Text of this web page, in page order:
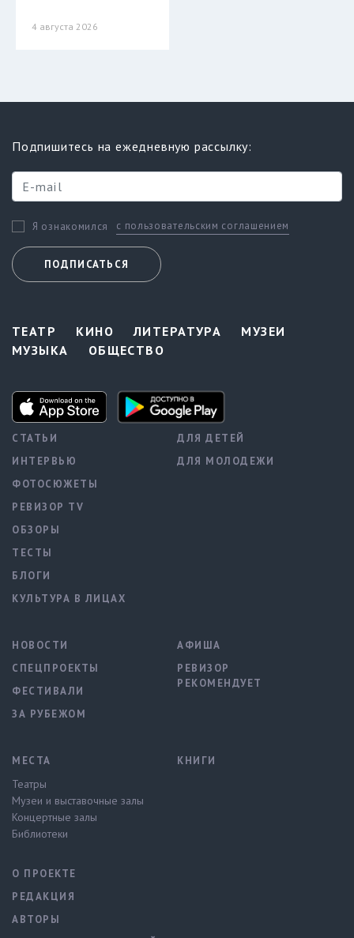
4 августа 2026
Подпишитесь на ежедневную рассылку:
Я ознакомился с пользовательским соглашением
ПОДПИСАТЬСЯ
ТЕАТР КИНО ЛИТЕРАТУРА
МУЗЕИ
МУЗЫКА
ОБЩЕСТВО
СТАТЬИ
ИНТЕРВЬЮ
ФОТОСЮЖЕТЫ
РЕВИЗОР TV
ОБЗОРЫ
ТЕСТЫ
БЛОГИ
КУЛЬТУРА В ЛИЦАХ
ДЛЯ ДЕТЕЙ
ДЛЯ МОЛОДЕЖИ
НОВОСТИ
СПЕЦПРОЕКТЫ
ФЕСТИВАЛИ
ЗА РУБЕЖОМ
АФИША
РЕВИЗОР
РЕКОМЕНДУЕТ
МЕСТА
Театры
Музеи и выставочные залы
Концертные залы
Библиотеки
КНИГИ
О ПРОЕКТЕ
РЕДАКЦИЯ
АВТОРЫ